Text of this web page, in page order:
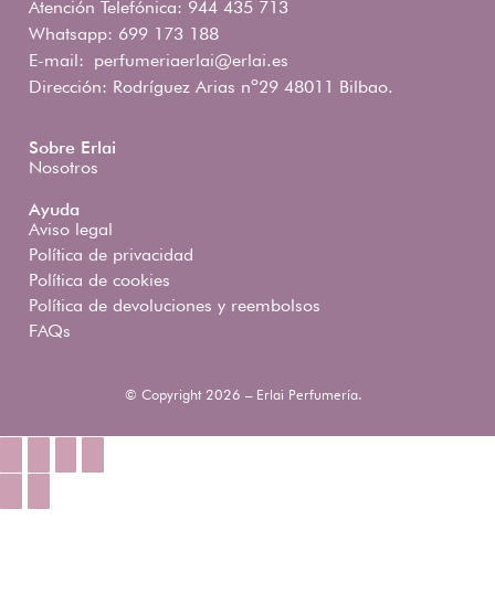
Atención Telefónica: 944 435 713
Whatsapp: 699 173 188
E-mail: perfumeriaerlai@erlai.es
Dirección: Rodríguez Arias nº29 48011 Bilbao.
Sobre Erlai
Nosotros
Ayuda
Aviso legal
Política de privacidad
Política de cookies
Política de devoluciones y reembolsos
FAQs
© Copyright 2026 – Erlai Perfumería.